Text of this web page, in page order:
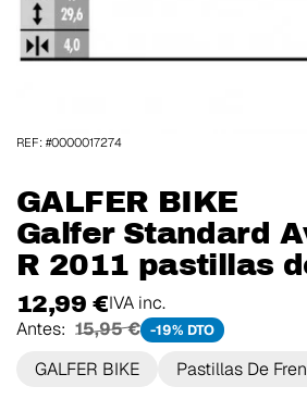
GALFER BIKE
Galfer Standard
R 2011 pastillas
12,99 €IVA inc.
Antes: 15,95 € -19% DTO
GALFER BIKE Pastillas De
REF: #0000017274